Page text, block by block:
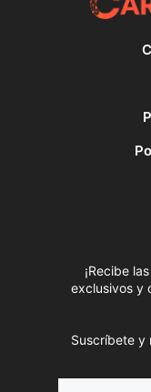
¡Recibe
exclusivos y
Suscríbete y